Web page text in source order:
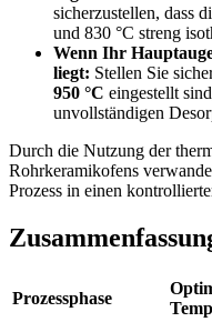
sicherzustellen, dass
und 830 °C streng
Wenn Ihr
liegt: Stellen Sie
950 °C eingestellt
unvollständigen
Durch die Nutzung der
Rohrkeramikofens
Prozess in einen
Prozessphase